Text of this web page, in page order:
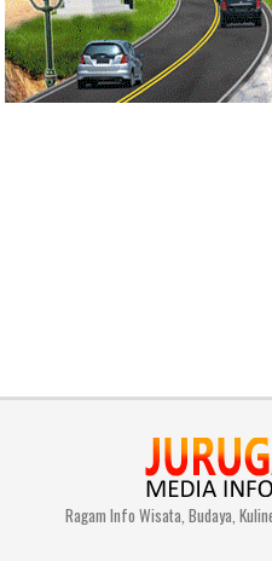
Ragam Info Wisata, Budaya,